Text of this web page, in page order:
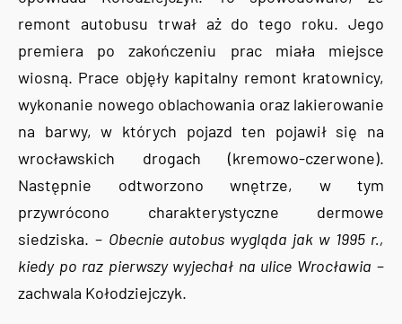
remont autobusu trwał aż do tego roku. Jego
premiera po zakończeniu prac miała miejsce
wiosną. Prace objęły kapitalny remont kratownicy,
wykonanie nowego oblachowania oraz lakierowanie
na barwy, w których pojazd ten pojawił się na
wrocławskich drogach (kremowo-czerwone).
Następnie odtworzono wnętrze, w tym
przywrócono charakterystyczne dermowe
siedziska. – Obecnie autobus wygląda jak w 1995 r.,
kiedy po raz pierwszy wyjechał na ulice Wrocławia –
zachwala Kołodziejczyk.